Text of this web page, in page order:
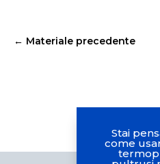
← Materiale precedente
Stai
come